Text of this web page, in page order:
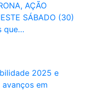
AÇÃO
SÁBADO (30)
que…
2025 e
em